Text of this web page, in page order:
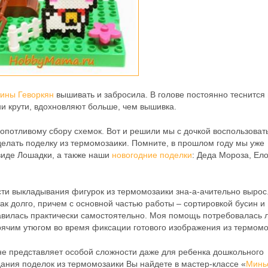
Геворкян вышивать и забросила. В голове постоянно теснится
крути, вдохновляют больше, чем вышивка.
сбору схемок. Вот и решили мы с дочкой
поделку из термомозаики. Помните, в прошлом году мы уже
Лошадки, а также наши новогодние поделки: Деда Мороза,
выкладывания фигурок из термомозаики зна-а-ачительно
долго, причем с основной частью работы – сортировкой бусин и
практически самостоятельно. Моя помощь потребовалась
утюгом во время фиксации готового изображения из
представляет особой сложности даже для ребенка дошкольного
поделок из термомозаики Вы найдете в мастер-классе «